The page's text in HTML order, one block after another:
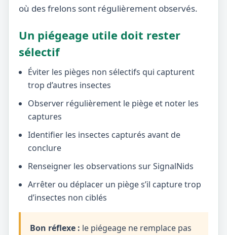
où des frelons sont régulièrement observés.
Un piégeage utile doit rester
sélectif
Éviter les pièges non sélectifs qui capturent
trop d’autres insectes
Observer régulièrement le piège et noter les
captures
Identifier les insectes capturés avant de
conclure
Renseigner les observations sur SignalNids
Arrêter ou déplacer un piège s’il capture trop
d’insectes non ciblés
Bon réflexe : le piégeage ne remplace pas